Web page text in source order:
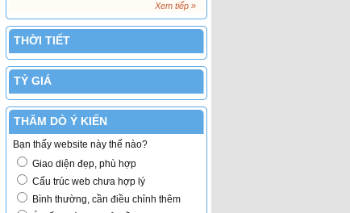
Xem tiếp »
THỜI TIẾT
TỶ GIÁ
THĂM DÒ Ý KIẾN
Bạn thấy website này thế nào?
Giao diện đẹp, phù hợp
Cấu trúc web chưa hợp lý
Bình thường, cần điều chỉnh thêm